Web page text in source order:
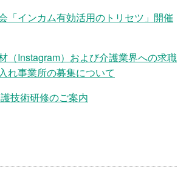
「インカム有効活用のトリセツ」開催
（Instagram）および介護業界への求職
れ事業所の募集について
技術研修のご案内